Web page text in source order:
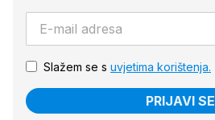
Slažem se s uvjetima korištenja.
PRIJAVI SE